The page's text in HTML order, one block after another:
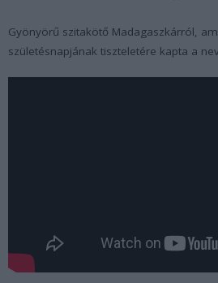
Gyönyörű szitakötő Madagaszkárról,
születésnapjának tiszteletére kapta a